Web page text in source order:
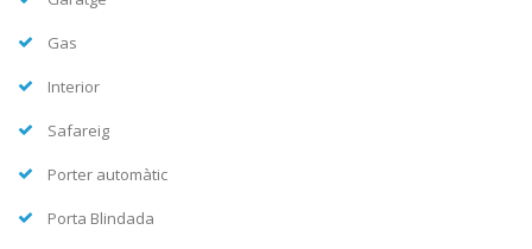
Gas
Interior
Safareig
Porter automàtic
Porta Blindada